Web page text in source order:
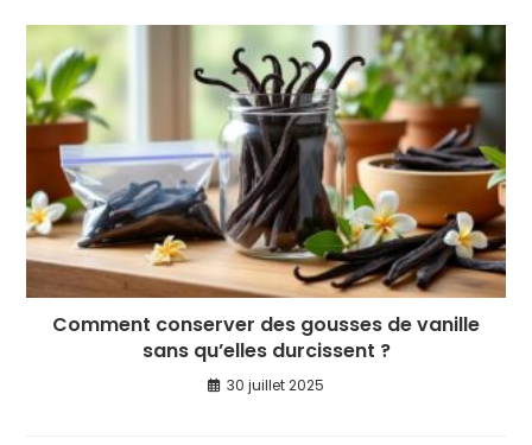
Comment conserver des gousses de vanille
sans qu’elles durcissent ?
30 juillet 2025